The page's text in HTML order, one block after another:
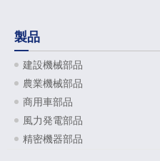
製品
建設機械部品
農業機械部品
商用車部品
風力発電部品
精密機器部品